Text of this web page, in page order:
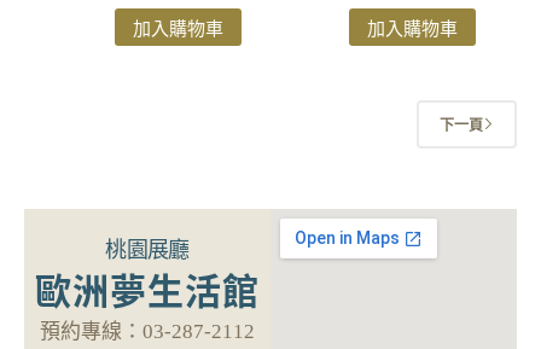
加入購物車 加入購物車
下一頁
桃園展廳
歐洲夢生活館
預約專線： 03-287-2112